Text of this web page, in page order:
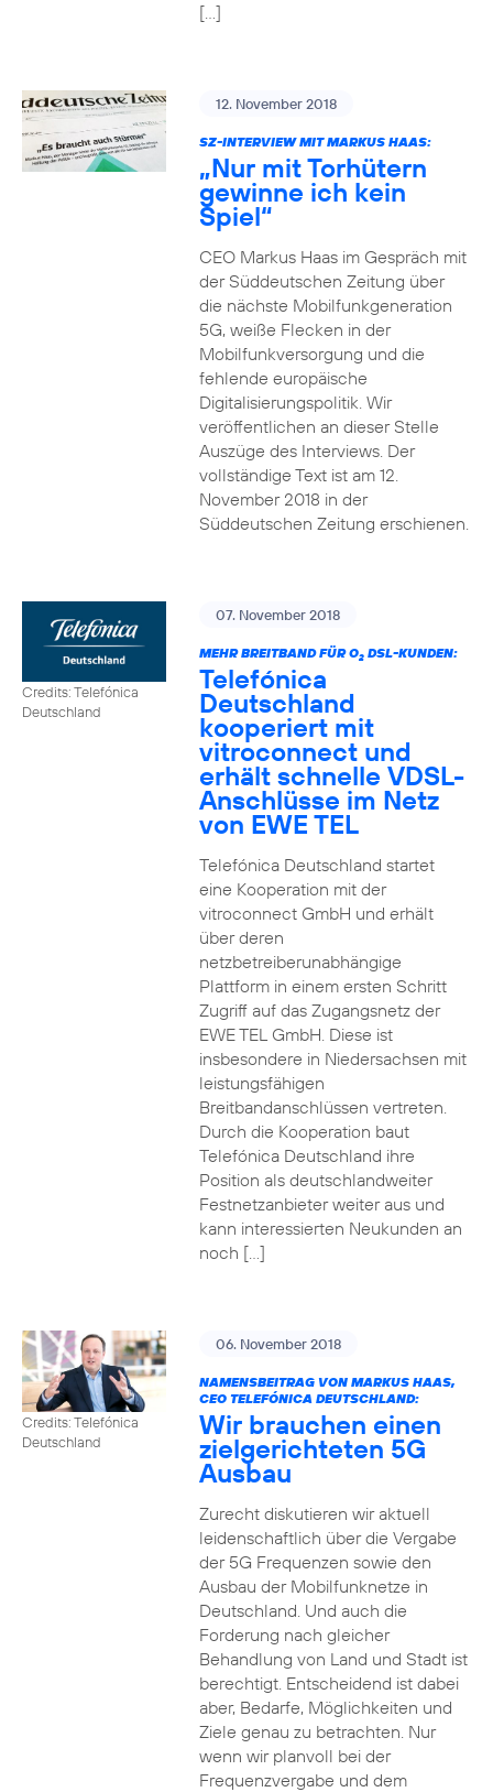
[…]
12. November 2018
SZ-INTERVIEW MIT MARKUS HAAS:
„Nur mit Torhütern
gewinne ich kein
Spiel“
CEO Markus Haas im Gespräch mit
der Süddeutschen Zeitung über
die nächste Mobilfunkgeneration
5G, weiße Flecken in der
Mobilfunkversorgung und die
fehlende europäische
Digitalisierungspolitik. Wir
veröffentlichen an dieser Stelle
Auszüge des Interviews. Der
vollständige Text ist am 12.
November 2018 in der
Süddeutschen Zeitung erschienen.
Credits: Telefónica
Deutschland
07. November 2018
MEHR BREITBAND FÜR O2DSL-KUNDEN:
Telefónica
Deutschland
kooperiert mit
vitroconnect und
erhält schnelle VDSL-
Anschlüsse im Netz
von EWE TEL
Telefónica Deutschland startet
eine Kooperation mit der
vitroconnect GmbH und erhält
über deren
netzbetreiberunabhängige
Plattform in einem ersten Schritt
Zugriff auf das Zugangsnetz der
EWE TEL GmbH. Diese ist
insbesondere in Niedersachsen mit
leistungsfähigen
Breitbandanschlüssen vertreten.
Durch die Kooperation baut
Telefónica Deutschland ihre
Position als deutschlandweiter
Festnetzanbieter weiter aus und
kann interessierten Neukunden an
noch […]
Credits: Telefónica
Deutschland
06. November 2018
NAMENSBEITRAG VON MARKUS HAAS,
CEO TELEFÓNICA DEUTSCHLAND:
Wir brauchen einen
zielgerichteten 5G
Ausbau
Zurecht diskutieren wir aktuell
leidenschaftlich über die Vergabe
der 5G Frequenzen sowie den
Ausbau der Mobilfunknetze in
Deutschland. Und auch die
Forderung nach gleicher
Behandlung von Land und Stadt ist
berechtigt. Entscheidend ist dabei
aber, Bedarfe, Möglichkeiten und
Ziele genau zu betrachten. Nur
wenn wir planvoll bei der
Frequenzvergabe und dem